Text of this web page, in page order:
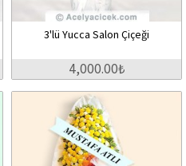
3'lü Yucca Salon Çiçeği
4,000.00₺